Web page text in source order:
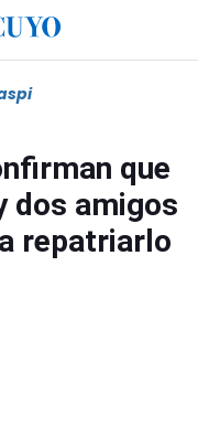
que
dos amigos
repatriarlo